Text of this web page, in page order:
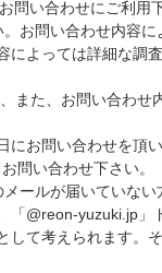
問い合わせにご利用下
お問い合わせ内容
よっては詳細な調
また、お問い合わせ
お問い合わせを頂
問い合わせ下さい。
ールが届いていな
@reon-yuzuki.jp」
て考えられます。